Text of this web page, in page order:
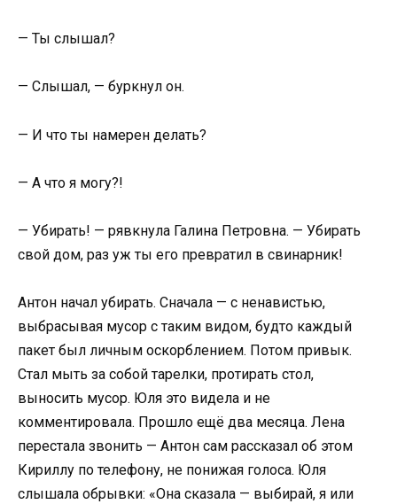
— Ты слышал?
— Слышал, — буркнул он.
— И что ты намерен делать?
— А что я могу?!
— Убирать! — рявкнула Галина Петровна. — Убирать
свой дом, раз уж ты его превратил в свинарник!
Антон начал убирать. Сначала — с ненавистью,
выбрасывая мусор с таким видом, будто каждый
пакет был личным оскорблением. Потом привык.
Стал мыть за собой тарелки, протирать стол,
выносить мусор. Юля это видела и не
комментировала. Прошло ещё два месяца. Лена
перестала звонить — Антон сам рассказал об этом
Кириллу по телефону, не понижая голоса. Юля
слышала обрывки: «Она сказала — выбирай, я или